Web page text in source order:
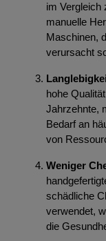
im Vergleich
manuelle
Maschinen,
verursacht
hohe
Jahrzehnte,
Bedarf an
von
Weniger
schädliche
verwendet,
die